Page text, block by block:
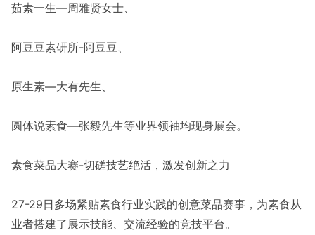
茹素一生—周雅贤女士、
阿豆豆素研所-阿豆豆、
原生素—大有先生、
圆体说素食—张毅先生等业界领袖均现身展会。
素食菜品大赛-切磋技艺绝活，激发创新之力
27-29日多场紧贴素食行业实践的创意菜品赛事，为素食从
业者搭建了展示技能、交流经验的竞技平台。